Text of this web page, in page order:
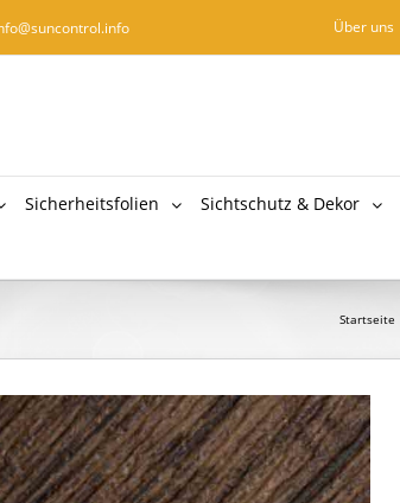
Über uns
Sicherheitsfolien Sichtschutz & Dekor
Startseite